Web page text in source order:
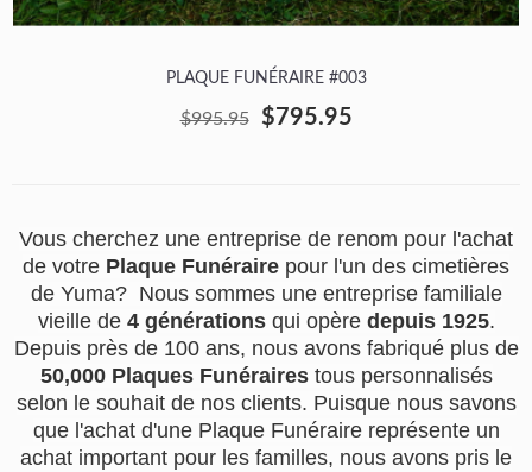
PLAQUE FUNÉRAIRE #003
$995.95 $795.95
Vous cherchez une entreprise de renom pour l'achat
de votre Plaque Funéraire pour l'un des cimetières
de Yuma? Nous sommes une entreprise familiale
vieille de 4 générationsqui opère depuis 1925.
Depuis près de 100 ans, nous avons fabriqué plus de
50,000 Plaques Funérairestous personnalisés
selon le souhait de nos clients. Puisque nous savons
que l'achat d'une Plaque Funéraire représente un
achat important pour les familles, nous avons pris le